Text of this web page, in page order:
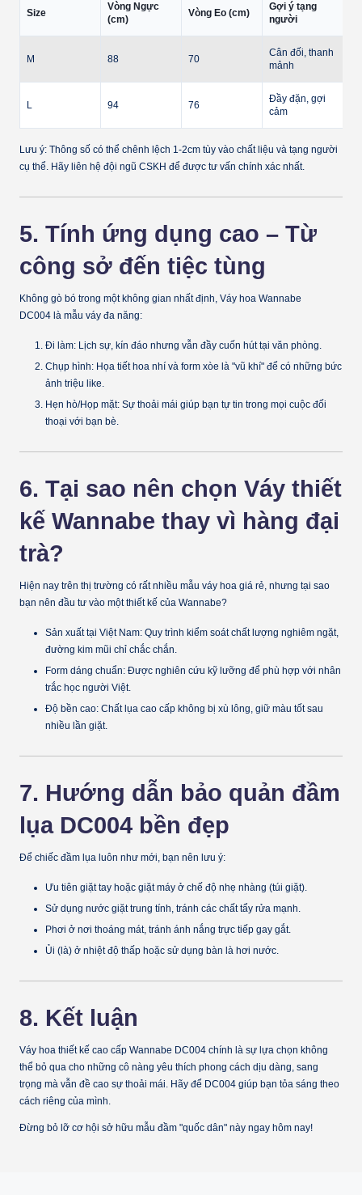
Size
Vòng Ngực
(cm)
Vòng Eo (cm)
Gợi ý tạng
người
M 88 70
Cân đối, thanh
mảnh
L 94 76
Đầy đặn, gợi
cảm
Lưu ý: Thông số có thể chênh lệch 1-2cm tùy vào chất liệu và tạng người
cụ thể. Hãy liên hệ đội ngũ CSKH để được tư vấn chính xác nhất.
5. Tính ứng dụng cao – Từ
công sở đến tiệc tùng
Không gò bó trong một không gian nhất định, Váy hoa Wannabe
DC004 là mẫu váy đa năng:
Đi làm: Lịch sự, kín đáo nhưng vẫn đầy cuốn hút tại văn phòng.
Chụp hình: Họa tiết hoa nhí và form xòe là "vũ khí" để có những bức
ảnh triệu like.
Hẹn hò/Họp mặt: Sự thoải mái giúp bạn tự tin trong mọi cuộc đối
thoại với bạn bè.
6. Tại sao nên chọn Váy thiết
kế Wannabe thay vì hàng đại
trà?
Hiện nay trên thị trường có rất nhiều mẫu váy hoa giá rẻ, nhưng tại sao
bạn nên đầu tư vào một thiết kế của Wannabe?
Sản xuất tại Việt Nam: Quy trình kiểm soát chất lượng nghiêm ngặt,
đường kim mũi chỉ chắc chắn.
Form dáng chuẩn: Được nghiên cứu kỹ lưỡng để phù hợp với nhân
trắc học người Việt.
Độ bền cao: Chất lụa cao cấp không bị xù lông, giữ màu tốt sau
nhiều lần giặt.
7. Hướng dẫn bảo quản đầm
lụa DC004 bền đẹp
Để chiếc đầm lụa luôn như mới, bạn nên lưu ý:
Ưu tiên giặt tay hoặc giặt máy ở chế độ nhẹ nhàng (túi giặt).
Sử dụng nước giặt trung tính, tránh các chất tẩy rửa mạnh.
Phơi ở nơi thoáng mát, tránh ánh nắng trực tiếp gay gắt.
Ủi (là) ở nhiệt độ thấp hoặc sử dụng bàn là hơi nước.
8. Kết luận
Váy hoa thiết kế cao cấp Wannabe DC004 chính là sự lựa chọn không
thể bỏ qua cho những cô nàng yêu thích phong cách dịu dàng, sang
trọng mà vẫn đề cao sự thoải mái. Hãy để DC004 giúp bạn tỏa sáng theo
cách riêng của mình.
Đừng bỏ lỡ cơ hội sở hữu mẫu đầm "quốc dân" này ngay hôm nay!